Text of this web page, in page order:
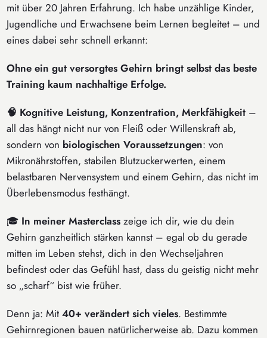
mit über 20 Jahren Erfahrung. Ich habe unzählige Kinder,
Jugendliche und Erwachsene beim Lernen begleitet – und
eines dabei sehr schnell erkannt:
Ohne ein gut versorgtes Gehirn bringt selbst das beste
Training kaum nachhaltige Erfolge.
🧠 Kognitive Leistung, Konzentration, Merkfähigkeit –
all das hängt nicht nur von Fleiß oder Willenskraft ab,
sondern von biologischen Voraussetzungen: von
Mikronährstoffen, stabilen Blutzuckerwerten, einem
belastbaren Nervensystem und einem Gehirn, das nicht im
Überlebensmodus festhängt.
🎓 In meiner Masterclass zeige ich dir, wie du dein
Gehirn ganzheitlich stärken kannst – egal ob du gerade
mitten im Leben stehst, dich in den Wechseljahren
befindest oder das Gefühl hast, dass du geistig nicht mehr
so „scharf“ bist wie früher.
Denn ja: Mit 40+ verändert sich vieles. Bestimmte
Gehirnregionen bauen natürlicherweise ab. Dazu kommen